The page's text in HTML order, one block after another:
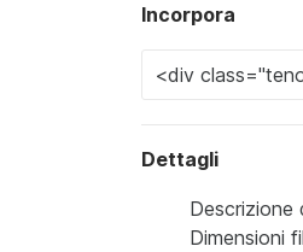
Incorpora
Dettagli
Descrizione
Dimensioni